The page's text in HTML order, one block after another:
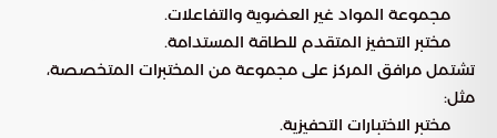
مجموعة المواد غير العضوية والتفاعلات.
مختبر التحفيز المتقدم للطاقة المستدامة.
تشتمل مرافق المركز على مجموعة من المختبرات المتخصصة،
مثل:
مختبر الاختبارات التحفيزية.